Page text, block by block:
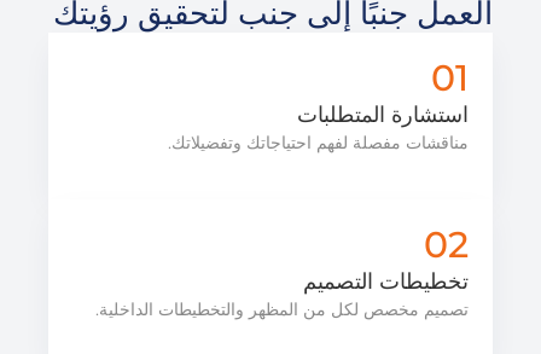
العمل جنبًا إلى جنب لتحقيق رؤيتك
01
استشارة المتطلبات
مناقشات مفصلة لفهم احتياجاتك وتفضيلاتك.
02
تخطيطات التصميم
تصميم مخصص لكل من المظهر والتخطيطات الداخلية.